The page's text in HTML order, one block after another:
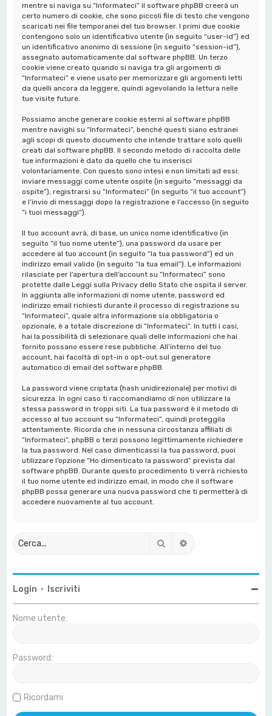
mentre si naviga su “Informateci” il software phpBB creerà un
certo numero di cookie, che sono piccoli file di testo che vengono
scaricati nei file temporanei del tuo browser. I primi due cookie
contengono solo un identificativo utente (in seguito “user-id”) ed
un identificativo anonimo di sessione (in seguito “session-id”),
assegnato automaticamente dal software phpBB. Un terzo
cookie viene creato quando si naviga tra gli argomenti di
“Informateci” e viene usato per memorizzare gli argomenti letti
da quelli ancora da leggere, quindi agevolando la lettura nelle
tue visite future.
Possiamo anche generare cookie esterni al software phpBB
mentre navighi su “Informateci”, benché questi siano estranei
agli scopi di questo documento che intende trattare solo quelli
creati dal software phpBB. Il secondo metodo di raccolta delle
tue informazioni è dato da quello che tu inserisci
volontariamente. Con questo sono intesi e non limitati ad essi:
inviare messaggi come utente ospite (in seguito “messaggi da
ospite”), registrarsi su “Informateci” (in seguito “il tuo account”)
e l’invio di messaggi dopo la registrazione e l’accesso (in seguito
“i tuoi messaggi”).
Il tuo account avrà, di base, un unico nome identificativo (in
seguito “il tuo nome utente”), una password da usare per
accedere al tuo account (in seguito “la tua password”) ed un
indirizzo email valido (in seguito “la tua email”). Le informazioni
rilasciate per l’apertura dell’account su “Informateci” sono
protette dalle Leggi sulla Privacy dello Stato che ospita il server.
In aggiunta alle informazioni di nome utente, password ed
indirizzo email richiesti durante il processo di registrazione su
“Informateci”, quale altra informazione sia obbligatoria o
opzionale, è a totale discrezione di “Informateci”. In tutti i casi,
hai la possibilità di selezionare quali delle informazioni che hai
fornito possano essere rese pubbliche. All’interno del tuo
account, hai facoltà di opt-in o opt-out sul generatore
automatico di email del software phpBB.
La password viene criptata (hash unidirezionale) per motivi di
sicurezza. In ogni caso ti raccomandiamo di non utilizzare la
stessa password in troppi siti. La tua password è il metodo di
accesso al tuo account su “Informateci”, quindi proteggila
attentamente. Ricorda che in nessuna circostanza affiliati di
“Informateci”, phpBB o terzi possono legittimamente richiedere
la tua password. Nel caso dimenticassi la tua password, puoi
utilizzare l’opzione “Ho dimenticato la password” prevista dal
software phpBB. Durante questo procedimento ti verrà richiesto
il tuo nome utente ed indirizzo email, in modo che il software
phpBB possa generare una nuova password che ti permetterà di
accedere nuovamente al tuo account.
Cerca
Login • Iscriviti
Nome utente:
Password:
Ricordami